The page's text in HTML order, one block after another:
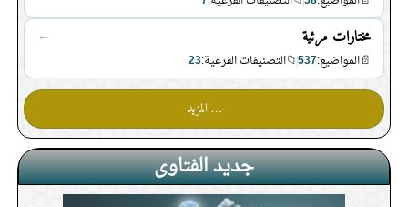
الاستخارة بالقرآن غير جائزة
هل تصح الاستخارة لتولي وظائف
دينية كالإمامة والخطابة
هل تجزئ صلاة النافلة عن ركعتي
الاستخارة
دعاء الاستخارة يكون قبل السلام أم
مختارات مرئية ←
📄المواضيع:537
📁التصنيفات الفرعية:23
… المزيد
جديد الفتاوى